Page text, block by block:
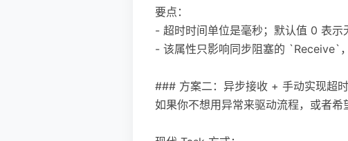
要点：
- 超时时间单位是毫秒；默认值 0 表示
- 该属性只影响同步阻塞的 `Receive`
### 方案二：异步接收 + 手动实现超时
如果你不想用异常来驱动流程，或者希